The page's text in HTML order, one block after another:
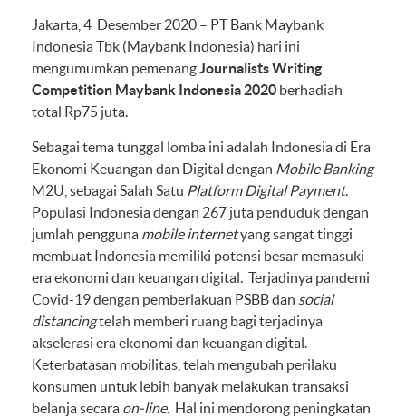
Jakarta, 4 Desember 2020 – PT Bank Maybank
Indonesia Tbk (Maybank Indonesia) hari ini
mengumumkan pemenangJournalists Writing
Competition Maybank Indonesia 2020 berhadiah
total Rp75 juta.
Sebagai tema tunggal lomba ini adalah Indonesia di Era
Ekonomi Keuangan dan Digital dengan Mobile Banking
M2U, sebagai Salah Satu Platform Digital Payment.
Populasi Indonesia dengan 267 juta penduduk dengan
jumlah pengguna mobile internetyang sangat tinggi
membuat Indonesia memiliki potensi besar memasuki
era ekonomi dan keuangan digital. Terjadinya pandemi
Covid-19 dengan pemberlakuan PSBB dan social
distancingtelah memberi ruang bagi terjadinya
akselerasi era ekonomi dan keuangan digital.
Keterbatasan mobilitas, telah mengubah perilaku
konsumen untuk lebih banyak melakukan transaksi
belanja secara on-line. Hal ini mendorong peningkatan